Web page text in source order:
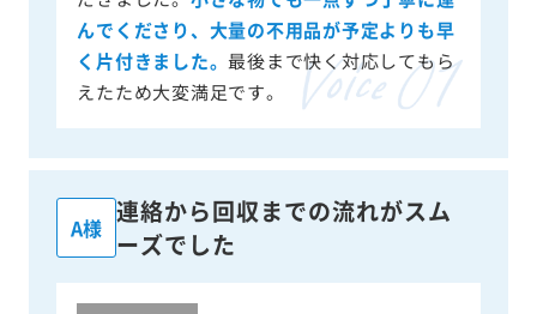
んでくださり、大量の不用品が予定よりも早
く片付きました。 最後まで快く対応してもら
えたため大変満足です。
A様
連絡から回収までの流れがスム
ーズでした